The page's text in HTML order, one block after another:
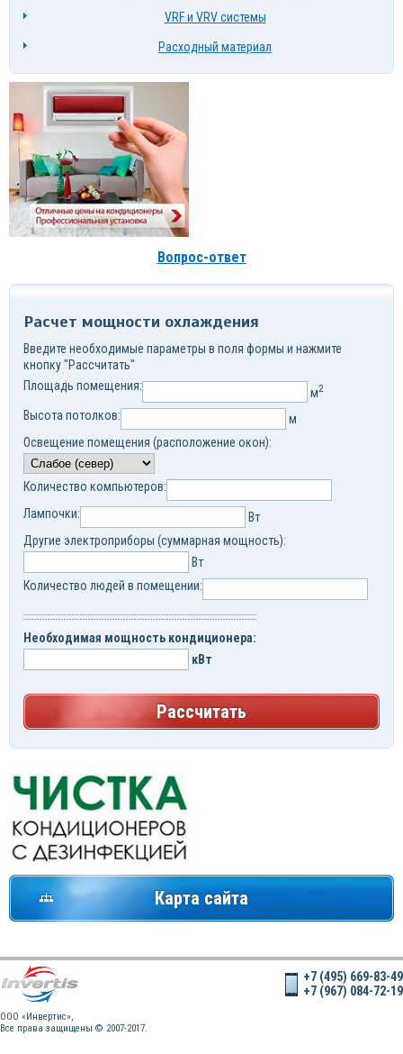
VRF и VRV системы
Расходный материал
Вопрос-ответ
Расчет мощности охлаждения
Введите необходимые параметры в поля формы и нажмите
кнопку "Рассчитать"
Площадь помещения:
м2
Высота потолков:
м
Освещение помещения (расположение окон):
Количество компьютеров:
Лампочки:
Вт
Другие электроприборы (суммарная мощность):
Вт
Количество людей в помещении:
Необходимая мощность кондиционера:
кВт
Рассчитать
Карта сайта
OOO «Инвертис»,
Все права защищены © 2007-2017.
+7 (495) 669-83-49
+7 (967) 084-72-19